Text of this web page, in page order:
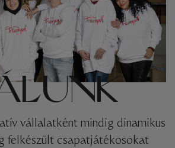
vállalatként mindig dinamikus
felkészült csapatjátékosokat